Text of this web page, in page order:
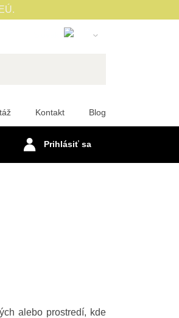
Polish
French
Kontakt Blog
Prihlásiť sa
alebo prostredí, kde